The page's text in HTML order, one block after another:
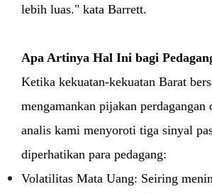
lebih luas." kata Barrett.
Apa Artinya Hal Ini bagi
Ketika kekuatan-kekuatan Barat
mengamankan pijakan perdagangan
analis kami menyoroti tiga sinyal
diperhatikan para pedagang:
Volatilitas Mata Uang: Seiring